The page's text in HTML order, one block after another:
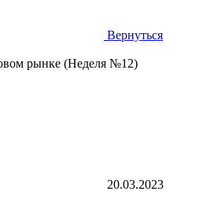
Вернуться
рынке (Неделя №12)
20.03.2023